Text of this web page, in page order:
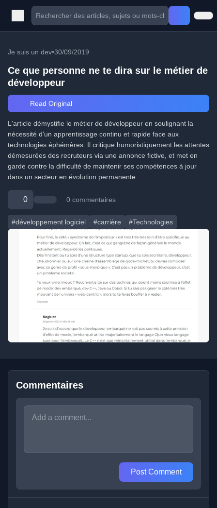
Je suis un dev•30/09/2019
Ce que personne ne te dira sur le métier de
développeur
Read Original
L'article démystifie le métier de développeur en soulignant la
nécessité d'un apprentissage continu et rapide face aux
technologies éphémères. Il critique humoristiquement les attentes
démesurées des recruteurs via une annonce fictive, et met en
garde contre la difficulté de maintenir ses compétences à jour
dans un secteur en évolution permanente.
0 0 commentaires
#développement logiciel #carrière #Technologies
Commentaires
Post Comment